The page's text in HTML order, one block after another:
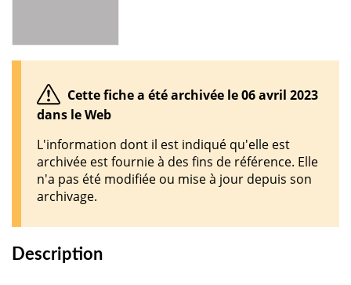
Cette fiche a été archivée le 06 avril 2023
dans le Web
L'information dont il est indiqué qu'elle est
archivée est fournie à des fins de référence. Elle
n'a pas été modifiée ou mise à jour depuis son
archivage.
Description